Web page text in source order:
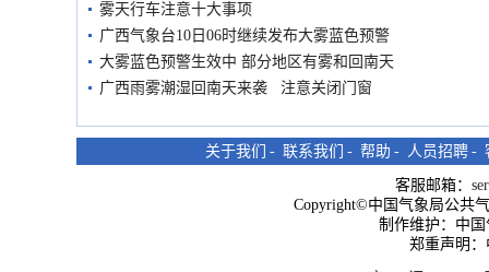
雾天行车注意十大事项
广西气象台10日06时继续发布大雾蓝色预警
大雾蓝色预警生效中 部分地区有雾和回南天
广西雨雾潮湿回南天来袭 注意关闭门窗
关于我们 - 联系我们 - 帮助 - 人员招聘 -
客服邮箱：
Copyright©中国气象局公共
制作维护：中
郑重声明